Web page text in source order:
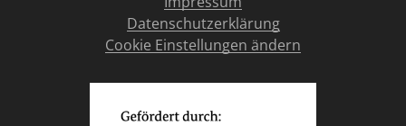
Datenschutzerklärung
Cookie Einstellungen ändern